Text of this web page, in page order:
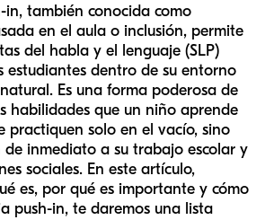
in, también conocida como
en el aula o inclusión, permite
del habla y el lenguaje (SLP)
estudiantes dentro de su entorno
Es una forma poderosa de
habilidades que un niño aprende
practiquen solo en el vacío, sino
de inmediato a su trabajo escolar y
sociales. En este artículo,
es, por qué es importante y cómo
push-in, te daremos una lista